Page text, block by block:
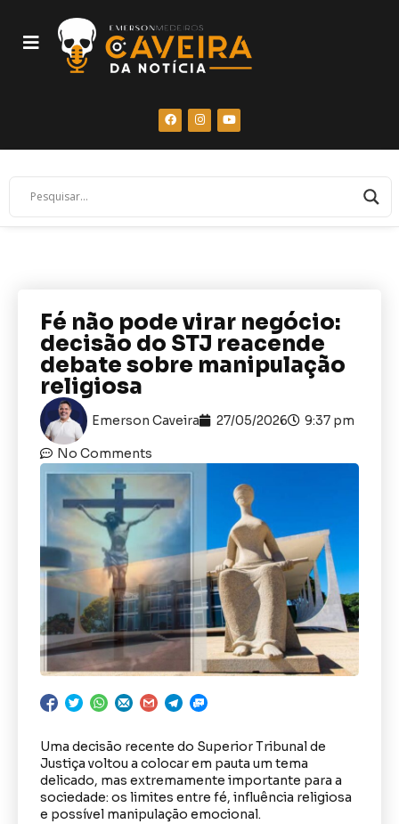
Fé não pode virar negócio:
decisão do STJ reacende
debate sobre manipulação
religiosa
Emerson Caveira 27/05/2026 9:37 pm
No Comments
Uma decisão recente do Superior Tribunal de
Justiça voltou a colocar em pauta um tema
delicado, mas extremamente importante para a
sociedade: os limites entre fé, influência religiosa
e possível manipulação emocional.